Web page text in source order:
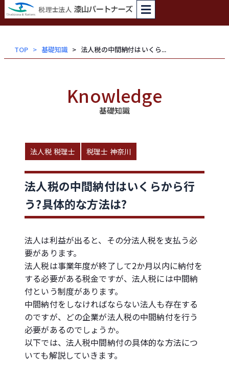
容
TOP 基礎知識 法人税の中間納付はいくら...
Knowledge
基礎知識
法人税 税理士 税理士 神奈川
法人税の中間納付はいくらから行
う?具体的な方法は?
法人は利益が出ると、その分法人税を支払う必
要があります。
法人税は事業年度が終了して2か月以内に納付を
する必要がある税金ですが、法人税には中間納
付という制度があります。
中間納付をしなければならない法人も存在する
のですが、どの企業が法人税の中間納付を行う
必要があるのでしょうか。
以下では、法人税中間納付の具体的な方法につ
いても解説していきます。